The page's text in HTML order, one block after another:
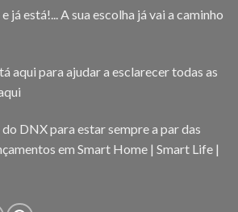
já está!... A sua escolha já vai a caminho
aqui para ajudar a esclarecer todas as
DNX para estar sempre a par das
em Smart Home | Smart Life |